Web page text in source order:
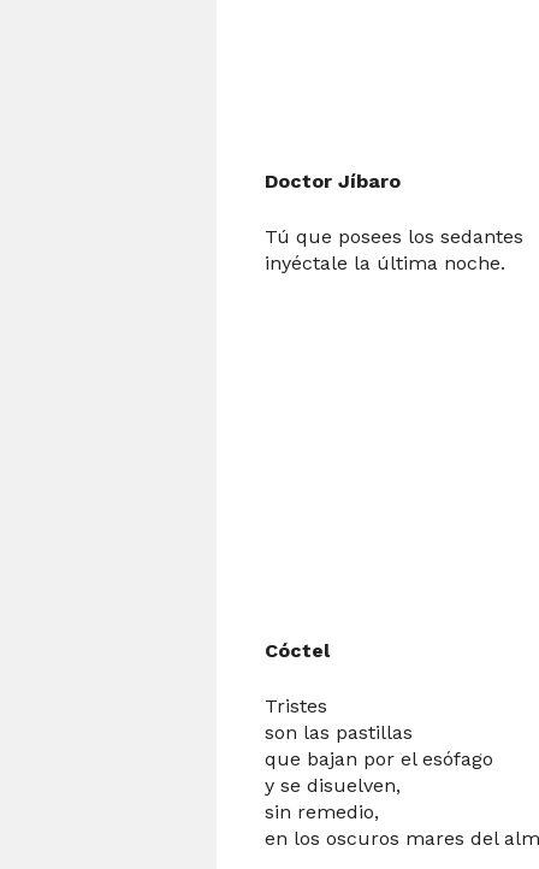
Doctor Jíbaro
Tú que posees los sedantes
inyéctale la última noche.
Cóctel
Tristes
son las pastillas
que bajan por el esófago
y se disuelven,
sin remedio,
en los oscuros mares del